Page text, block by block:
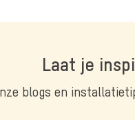
Laat je
blogs en